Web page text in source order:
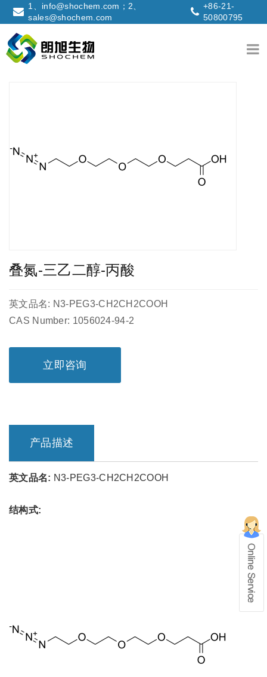
1、info@shochem.com；2、
sales@shochem.com
+86-21-
50800795
叠氮-三乙二醇-丙酸
英文品名: N3-PEG3-CH2CH2COOH
CAS Number: 1056024-94-2
立即咨询
产品描述
英文品名: N3-PEG3-CH2CH2COOH
结构式:
1、info@shochem.com；2